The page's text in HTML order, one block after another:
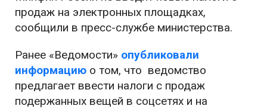
продаж на электронных площадках,
сообщили в пресс-службе министерства.
Ранее «Ведомости» опубликовали
информацию о том, что ведомство
предлагает ввести налоги с продаж
подержанных вещей в соцсетях и на